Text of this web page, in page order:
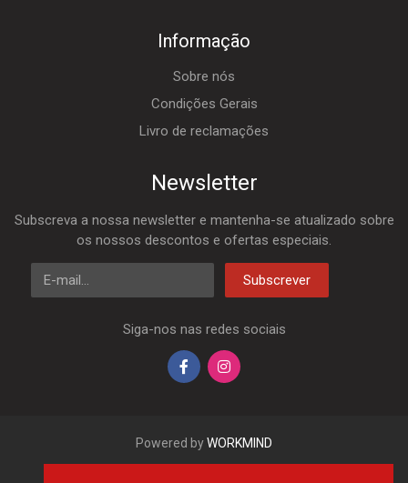
Informação
Sobre nós
Condições Gerais
Livro de reclamações
Newsletter
Subscreva a nossa newsletter e mantenha-se atualizado sobre
os nossos descontos e ofertas especiais.
E-mail
Subscrever
Siga-nos nas redes sociais
Powered byWORKMIND